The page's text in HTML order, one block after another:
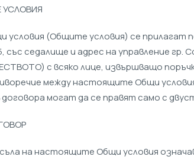
УСЛОВИЯ
условия (Общите условия) се прилагат
със седалище и адрес на управление
с всяко лице, извършващо
между настоящите Общи
договора могат да се правят само с
на настоящите Общи условия